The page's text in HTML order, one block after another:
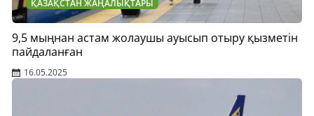
ҚАЗАҚСТАН ЖАҢАЛЫҚТАРЫ
9,5 мыңнан астам жолаушы ауысып отыру қызметін
пайдаланған
16.05.2025